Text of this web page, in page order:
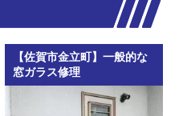
【佐賀市金立町】一般的な
窓ガラス修理